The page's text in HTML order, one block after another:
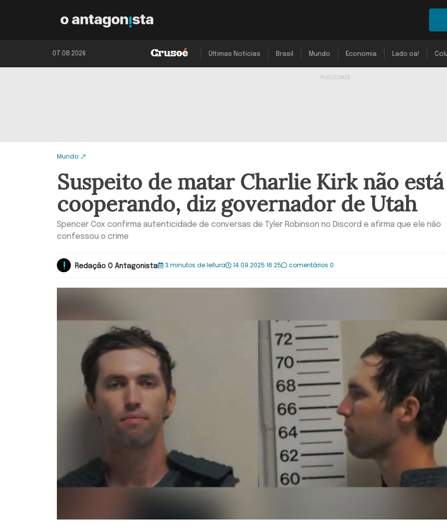
07.08.2026 Últimas Notícias Brasil Mundo Economia Lado oa!
Mundo
Suspeito de matar Charlie Kirk não está
cooperando, diz governador de Utah
Spencer Cox confirma autenticidade de conversas de Tyler Robinson no Discord e afirma que ele não
confessou o crime
Redação O Antagonista 3 minutos de leitura 14.09.2025 16:25 comentários 0